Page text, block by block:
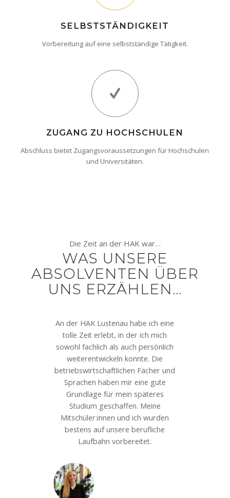
SELBSTSTÄNDIGKEIT
Vorbereitung auf eine selbstständige Tätigkeit.
ZUGANG ZU HOCHSCHULEN
Abschluss bietet Zugangsvoraussetzungen für Hochschulen
und Universitäten.
Die Zeit an der HAK war…
WAS UNSERE
ABSOLVENTEN ÜBER
UNS ERZÄHLEN…
An der HAK Lustenau habe ich eine
tolle Zeit erlebt, in der ich mich
sowohl fachlich als auch persönlich
weiterentwickeln konnte. Die
betriebswirtschaftlichen Fächer und
Sprachen haben mir eine gute
Grundlage für mein späteres
Studium geschaffen. Meine
Mitschüler:innen und ich wurden
bestens auf unsere berufliche
Laufbahn vorbereitet.